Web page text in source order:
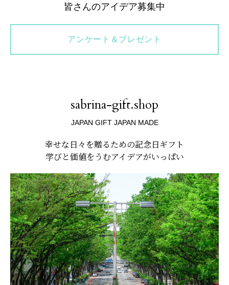
皆さんのアイデア募集中
アンケート＆プレゼント
sabrina-gift.shop
JAPAN GIFT JAPAN MADE
幸せな日々を贈るための記念日ギフト
学びと価値をうむアイデアがいっぱい